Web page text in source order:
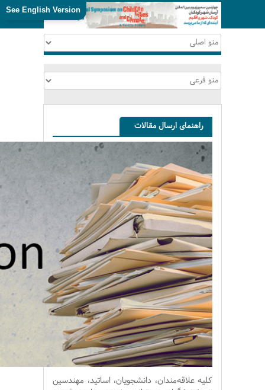
See English Version
راهنمای ارسال مقالات
کلیه علاقه‌مندان، دانشجویان، اساتید، مهندسین